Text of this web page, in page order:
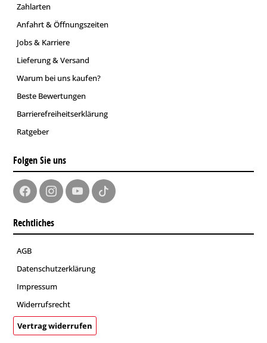
Zahlarten
Anfahrt & Öffnungszeiten
Jobs & Karriere
Lieferung & Versand
Warum bei uns kaufen?
Beste Bewertungen
Barrierefreiheitserklärung
Ratgeber
Folgen Sie uns
Rechtliches
AGB
Datenschutzerklärung
Impressum
Widerrufsrecht
Vertrag widerrufen